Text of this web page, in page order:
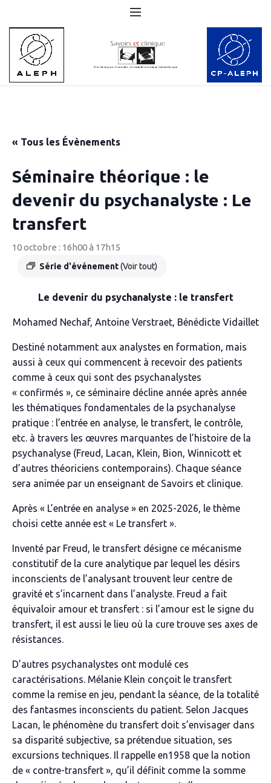
« Tous les Évènements
Séminaire théorique : le
devenir du psychanalyste : Le
transfert
10 octobre : 16h00à 17h15
Série d'événement(Voir tout)
Le devenir du psychanalyste : le transfert
Mohamed Nechaf, Antoine Verstraet, Bénédicte Vidaillet
Destiné notamment aux analystes en formation, mais
aussi à ceux qui commencent à recevoir des patients
comme à ceux qui sont des psychanalystes
« confirmés », ce séminaire décline année après année
les thématiques fondamentales de la psychanalyse
pratique : l’entrée en analyse, le transfert, le contrôle,
etc. à travers les œuvres marquantes de l’histoire de la
psychanalyse (Freud, Lacan, Klein, Bion, Winnicott et
d’autres théoriciens contemporains). Chaque séance
sera animée par un enseignant de Savoirs et clinique.
Après « L’entrée en analyse » en 2025-2026, le thème
choisi cette année est « Le transfert ».
Inventé par Freud, le transfert désigne ce mécanisme
constitutif de la cure analytique par lequel les désirs
inconscients de l’analysant trouvent leur centre de
gravité et s’incarnent dans l’analyste. Freud a fait
équivaloir amour et transfert : si l’amour est le signe du
transfert, il est aussi le lieu où la cure trouve ses axes de
résistances.
D’autres psychanalystes ont modulé ces
caractérisations. Mélanie Klein conçoit le transfert
comme la remise en jeu, pendant la séance, de la totalité
des fantasmes inconscients du patient. Selon Jacques
Lacan, le phénomène du transfert doit s’envisager dans
sa disparité subjective, sa prétendue situation, ses
excursions techniques. Il rappelle en1958 que la notion
de « contre-transfert », qu’il définit comme la somme